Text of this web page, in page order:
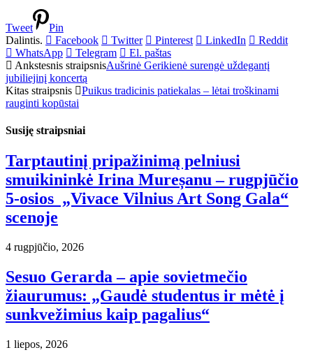
Tweet
Pin
Dalintis.
Facebook Twitter Pinterest LinkedIn
Reddit
WhatsApp
Telegram
El. paštas
Ankstesnis straipsnisAušrinė Gerikienė surengė uždegantį
jubiliejinį koncertą
Kitas straipsnis
Puikus tradicinis patiekalas – lėtai troškinami
rauginti kopūstai
Susiję straipsniai
Tarptautinį pripažinimą pelniusi
smuikininkė Irina Mureșanu – rugpjūčio
5-osios „Vivace Vilnius Art Song Gala“
scenoje
4 rugpjūčio, 2026
Sesuo Gerarda – apie sovietmečio
žiaurumus: „Gaudė studentus ir mėtė į
sunkvežimius kaip pagalius“
1 liepos, 2026